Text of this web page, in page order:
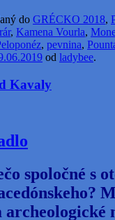
do GRÉCKO 2018,
, Kamena Vourla,
, pevnina,
od ladybee.
Kavaly
spoločné s
archeologické